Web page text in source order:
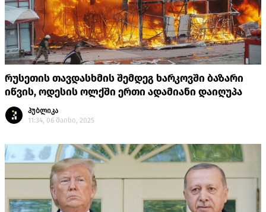
რუსეთის თავდასხმის შემდეგ ხარკოვში ბაზარი
იწვის, ოდესის ოლქში ერთი ადამიანი დაიღუპა
პუბლიკა
11:34, 06 მაისი, 2025